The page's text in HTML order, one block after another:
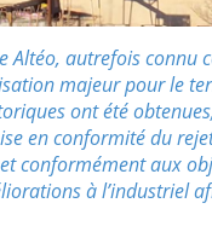
Altéo, autrefois connu
majeur pour le
ont été
en conformité du
conformément aux
à l’industriel